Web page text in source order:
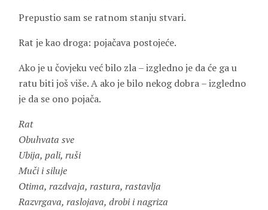
Prepustio sam se ratnom stanju stvari.
Rat je kao droga: pojačava postojeće.
Ako je u čovjeku već bilo zla – izgledno je da će ga u
ratu biti još više. A ako je bilo nekog dobra – izgledno
je da se ono pojača.
Rat
Obuhvata sve
Ubija, pali, ruši
Muči i siluje
Otima, razdvaja, rastura, rastavlja
Razvrgava, raslojava, drobi i nagriza